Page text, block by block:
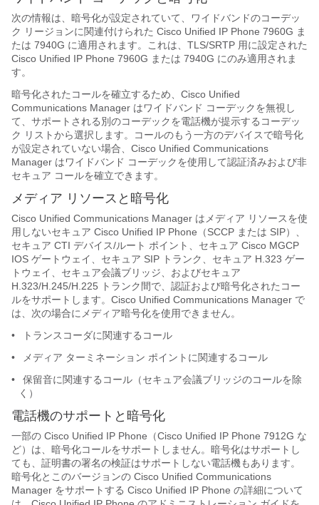
次の情報は、暗号化が設定されていて、ワイドバンドのコーデッ
ク リージョンに関連付けられた Cisco Unified IP Phone 7960G ま
たは 7940G に適用されます。これは、TLS/SRTP 用に設定された
Cisco Unified IP Phone 7960G または 7940G にのみ適用されま
す。
暗号化されたコールを確立するため、Cisco Unified
Communications Manager はワイドバンド コーデックを無視し
て、サポートされる別のコーデックを電話機が提示するコーデッ
ク リストから選択します。コールのもう一方のデバイスで暗号化
が設定されていない場合、Cisco Unified Communications
Manager はワイドバンド コーデックを使用して認証済みおよび非
セキュア コールを確立できます。
メディア リソースと暗号化
Cisco Unified Communications Manager はメディア リソースを使
用しないセキュア Cisco Unified IP Phone（SCCP または SIP）、
セキュア CTI デバイス/ルート ポイント、セキュア Cisco MGCP
IOS ゲートウェイ、セキュア SIP トランク、セキュア H.323 ゲー
トウェイ、セキュア会議ブリッジ、およびセキュア
H.323/H.245/H.225 トランク間で、認証および暗号化されたコー
ルをサポートします。Cisco Unified Communications Manager で
は、次の場合にメディア暗号化を使用できません。
•
トランスコーダに関連するコール
•
メディア ターミネーション ポイントに関連するコール
•
保留音に関連するコール（セキュア会議ブリッジのコールを除
く）
電話機のサポートと暗号化
一部の Cisco Unified IP Phone（Cisco Unified IP Phone 7912G な
ど）は、暗号化コールをサポートしません。暗号化はサポートし
ても、証明書の署名の検証はサポートしない電話機もあります。
暗号化とこのバージョンの Cisco Unified Communications
Manager をサポートする Cisco Unified IP Phone の詳細について